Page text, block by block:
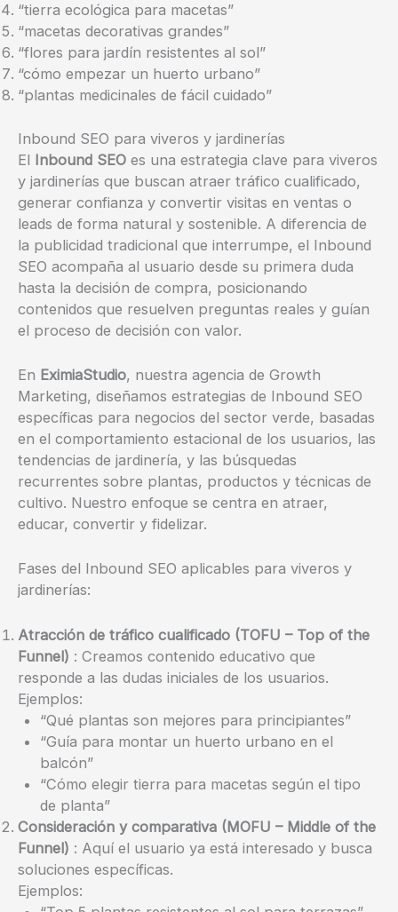
“tierra ecológica para macetas”
“macetas decorativas grandes”
“flores para jardín resistentes al sol”
“cómo empezar un huerto urbano”
“plantas medicinales de fácil cuidado”
Inbound SEO para viveros y jardinerías
El Inbound SEO es una estrategia clave para viveros
y jardinerías que buscan atraer tráfico cualificado,
generar confianza y convertir visitas en ventas o
leads de forma natural y sostenible. A diferencia de
la publicidad tradicional que interrumpe, el Inbound
SEO acompaña al usuario desde su primera duda
hasta la decisión de compra, posicionando
contenidos que resuelven preguntas reales y guían
el proceso de decisión con valor.
En EximiaStudio, nuestra agencia de Growth
Marketing, diseñamos estrategias de Inbound SEO
específicas para negocios del sector verde, basadas
en el comportamiento estacional de los usuarios, las
tendencias de jardinería, y las búsquedas
recurrentes sobre plantas, productos y técnicas de
cultivo. Nuestro enfoque se centra en atraer,
educar, convertir y fidelizar.
Fases del Inbound SEO aplicables para viveros y
jardinerías:
Atracción de tráfico cualificado (TOFU – Top of the
Funnel) : Creamos contenido educativo que
responde a las dudas iniciales de los usuarios.
Ejemplos:
“Qué plantas son mejores para principiantes”
“Guía para montar un huerto urbano en el
balcón”
“Cómo elegir tierra para macetas según el tipo
de planta”
Consideración y comparativa (MOFU – Middle of the
Funnel) : Aquí el usuario ya está interesado y busca
soluciones específicas.
Ejemplos: